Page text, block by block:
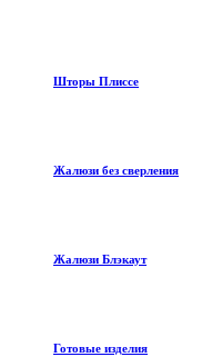
Шторы Плиссе
Жалюзи без сверления
Жалюзи Блэкаут
Готовые изделия